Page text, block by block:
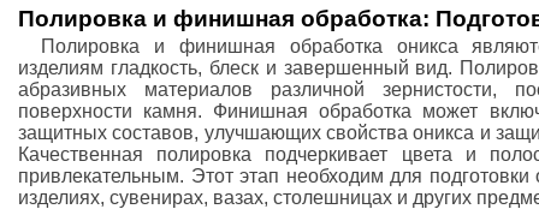
Полировка и финишная обработка:
Полировка и финишная обработка оникса
изделиям гладкость, блеск и завершенный вид.
абразивных материалов различной зернистости,
поверхности камня. Финишная обработка может
защитных составов, улучшающих свойства оникса и
Качественная полировка подчеркивает цвета и
привлекательным. Этот этап необходим для
изделиях, сувенирах, вазах, столешницах и других